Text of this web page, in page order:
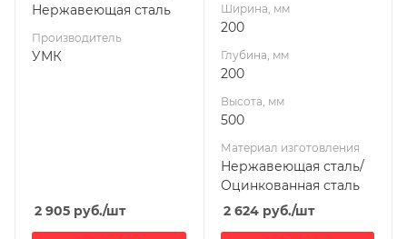
Нержавеющая сталь
Производитель
УМК
2 905 руб./шт
УМК
Ширина, мм
200
Глубина, мм
200
Высота, мм
500
Материал изготовления
Нержавеющая сталь/
Оцинкованная сталь
2 624руб./шт